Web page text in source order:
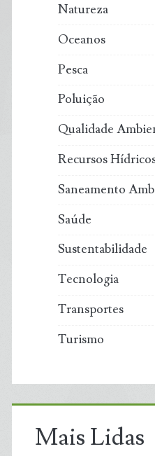
Natureza
Oceanos
Pesca
Poluição
Qualidade
Recursos
Saneamento
Saúde
Sustentabilidade
Tecnologia
Transportes
Turismo
Mais Lidas